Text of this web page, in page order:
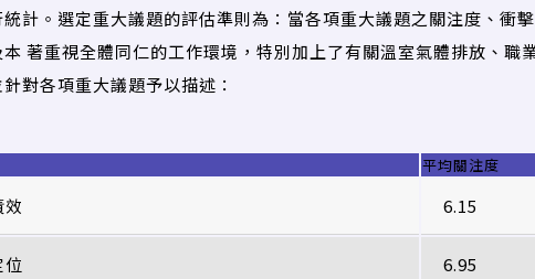
計。選定重大議題的評估準則為：當各項重大議題之關注度、
著重視全體同仁的工作環境，特別加上了有關溫室氣體排放、
對各項重大議題予以描述：
平均關注度
6.15
6.95